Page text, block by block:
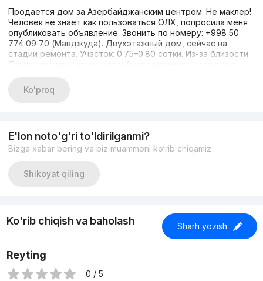
Продается дом за Азербайджанским центром. Не маклер!
Человек не знает как пользоваться ОЛХ, попросила меня
опубликовать объявление. Звонить по номеру: +998 50
774 09 70 (Мавджуда). Двухэтажный дом, сейчас на
стадии ремонта. Участок: 0.75–0.80 сотки. Из-за близости
Транспортного института и Автодорожного колледжа
можно сдавать студентам — примерно 20–25 человек
поместятся. Коммуникации: газ, центральная канализация.
Ko'proq
E'lon noto'g'ri to'ldirilganmi?
Bizga xabar bering va biz muammoni ko‘rib chiqamiz
Shikoyat qiling
Ko'rib chiqish va baholash Sharh yozish
Reyting
0 / 5